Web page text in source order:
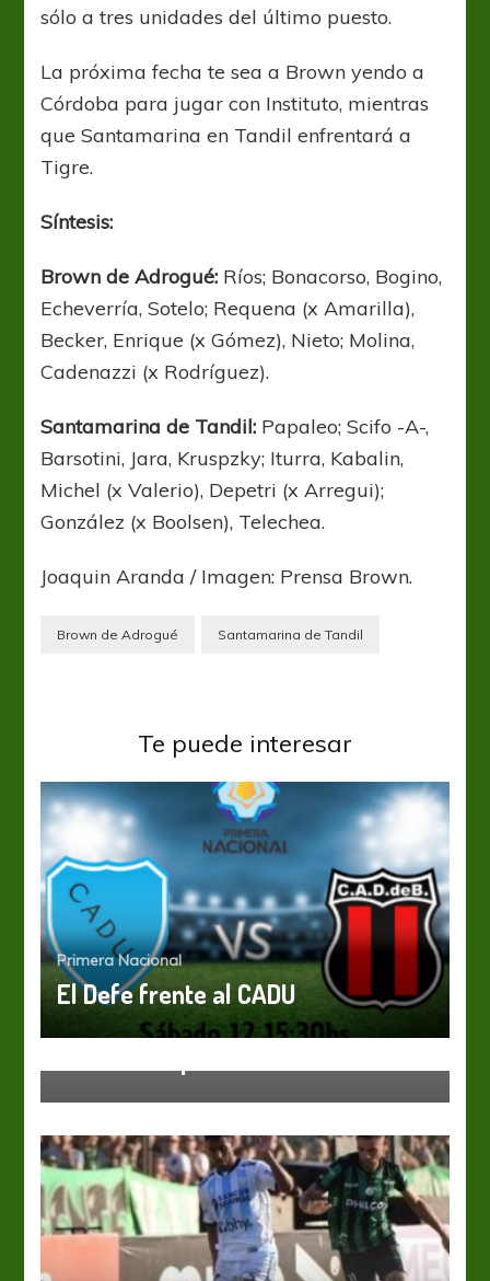
sólo a tres unidades del último puesto.
La próxima fecha te sea a Brown yendo a
Córdoba para jugar con Instituto, mientras
que Santamarina en Tandil enfrentará a
Tigre.
Síntesis:
Brown de Adrogué: Ríos; Bonacorso, Bogino,
Echeverría, Sotelo; Requena (x Amarilla),
Becker, Enrique (x Gómez), Nieto; Molina,
Cadenazzi (x Rodríguez).
Santamarina de Tandil: Papaleo; Scifo -A-,
Barsotini, Jara, Kruspzky; Iturra, Kabalin,
Michel (x Valerio), Depetri (x Arregui);
González (x Boolsen), Telechea.
Joaquin Aranda / Imagen: Prensa Brown.
Brown de Adrogué Santamarina de Tandil
Te puede interesar
Primera Nacional
El Defe frente al CADU
Primera Nacional
Ferro y Gimnasia (Mza) se cruzan